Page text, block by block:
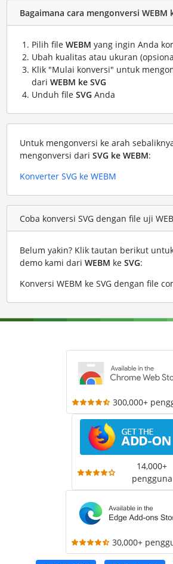
Bagaimana cara mengonversi WEBM
Pilih file WEBM yang ingin Anda
Ubah kualitas atau ukuran
Klik "Mulai konversi" untuk
dari WEBM ke SVG
Unduh file SVG Anda
Untuk mengonversi ke arah
mengonversi dari SVG ke WEBM:
Konverter SVG ke WEBM
Coba konversi SVG dengan file uji
Belum yakin? Klik tautan berikut
demo kami dari WEBM ke SVG:
Konversi WEBM ke SVG dengan file
300,000+
14,000+
pengguna
30,000+